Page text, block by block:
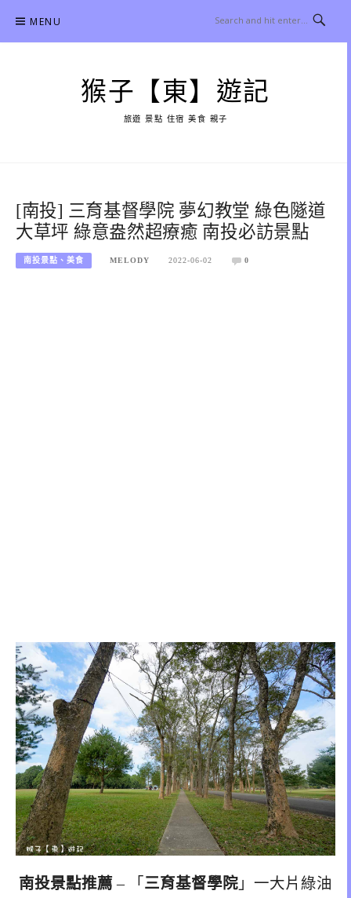
content
MENU
猴子【東】遊記
旅遊 景點 住宿 美食 親子
[南投] 三育基督學院 夢幻教堂 綠色隧道
大草坪 綠意盎然超療癒 南投必訪景點
南投景點、美食 MELODY 2022-06-02 0
南投景點推薦 – 「 三育基督學院 」一大片綠油